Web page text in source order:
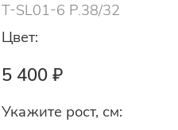
T-SL01-6 Р.38/32
Цвет:
5 400 ₽
Укажите рост, см: